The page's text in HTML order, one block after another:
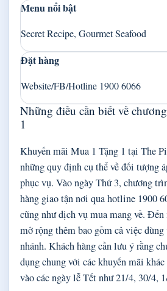
Menu nổi bật
Secret Recipe, Gourmet Seafood
Đặt hàng
Website/FB/Hotline 1900 6066
Những điều cần biết về
1
Khuyến mãi Mua 1 Tặng 1 tại The
những quy định cụ thể về đối tượng
phục vụ. Vào ngày Thứ 3, chương
hàng giao tận nơi qua hotline 1900
cũng như dịch vụ mua mang về.
mở rộng thêm bao gồm cả việc
nhánh. Khách hàng cần lưu ý rằng
dụng chung với các khuyến mãi
vào các ngày lễ Tết như 21/4, 30/4,